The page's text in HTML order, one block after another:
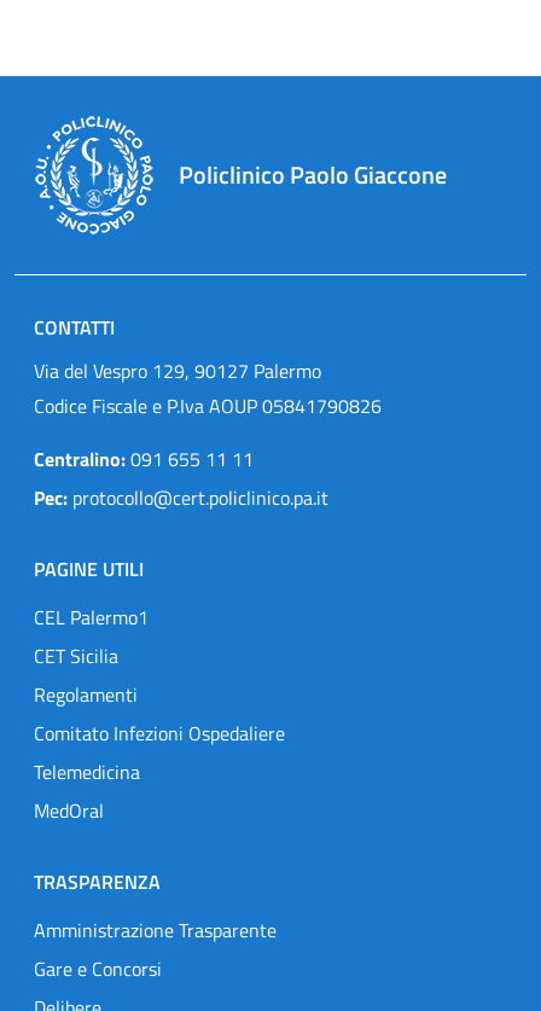
Policlinico Paolo Giaccone
CONTATTI
Via del Vespro 129, 90127 Palermo
Codice Fiscale e P.Iva AOUP 05841790826
Centralino:091 655 11 11
Pec: protocollo@cert.policlinico.pa.it
PAGINE UTILI
CEL Palermo1
CET Sicilia
Regolamenti
Comitato Infezioni Ospedaliere
Telemedicina
MedOral
TRASPARENZA
Amministrazione Trasparente
Gare e Concorsi